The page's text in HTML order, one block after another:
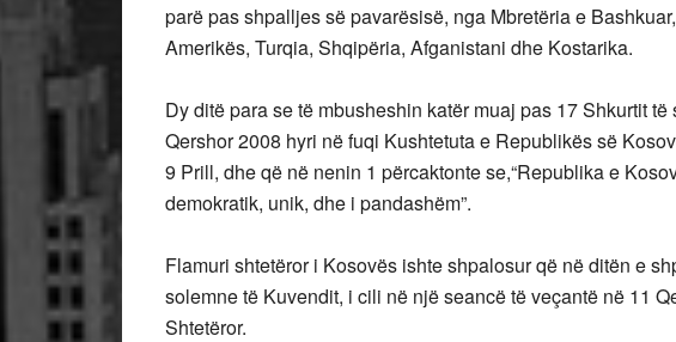
parë pas shpalljes së pavarësisë, nga Mbretëria e
Amerikës, Turqia, Shqipëria, Afganistani dhe Kostarika.
Dy ditë para se të mbusheshin katër muaj pas 17 Shkurtit
Qershor 2008 hyri në fuqi Kushtetuta e Republikës së
9 Prill, dhe që në nenin 1 përcaktonte se,“Republika e
demokratik, unik, dhe i pandashëm”.
Flamuri shtetëror i Kosovës ishte shpalosur që në ditën e
solemne të Kuvendit, i cili në një seancë të veçantë në 11
Shtetëror.